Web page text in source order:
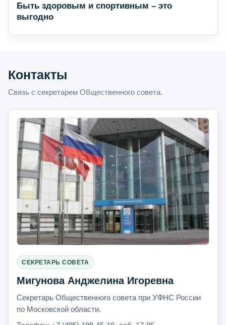
Быть здоровым и спортивным – это
выгодно
Контакты
Связь с секретарем Общественного совета.
СЕКРЕТАРЬ СОВЕТА
Мигунова Анджелина Игоревна
Секретарь Общественного совета при УФНС России
по Московской области.